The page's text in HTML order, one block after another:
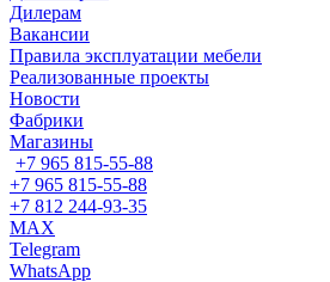
Дилерам
Вакансии
Правила эксплуатации мебели
Реализованные проекты
Новости
Фабрики
Магазины
+7 965 815-55-88
+7 965 815-55-88
+7 812 244-93-35
MAX
Telegram
WhatsApp